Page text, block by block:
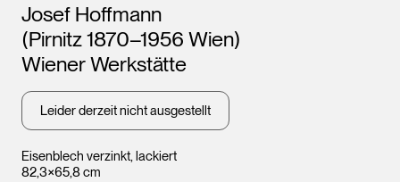
Eisenblech verzinkt, lackiert
82,3×65,8 cm
Künstler*innen
Josef Hoffmann
(Pirnitz 1870–1956 Wien)
Wiener Werkstätte
Leider derzeit nicht ausgestellt